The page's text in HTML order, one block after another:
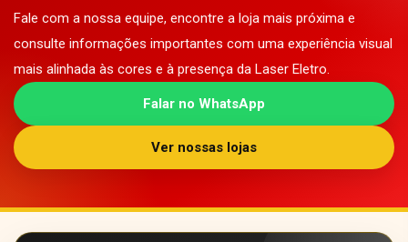
Fale com a nossa equipe, encontre a loja mais próxima e
consulte informações importantes com uma experiência visual
mais alinhada às cores e à presença da Laser Eletro.
Falar no WhatsApp
Ver nossas lojas